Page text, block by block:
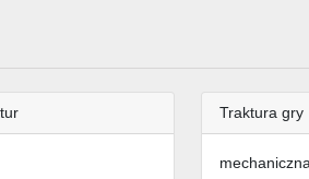
Traktura gry
mechaniczna